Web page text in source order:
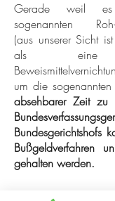
Gerade weil
sogenannten Roh-
(aus unserer Sicht
als eine
um die sogenannten
absehbarer Zeit zu
Bundesgerichtshofs
Bußgeldverfahren
gehalten werden.